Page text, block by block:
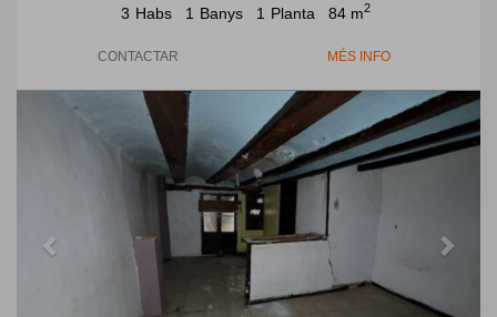
3 Habs 1 Banys 1 Planta 84 m2
CONTACTAR MÉS INFO
Previous Next